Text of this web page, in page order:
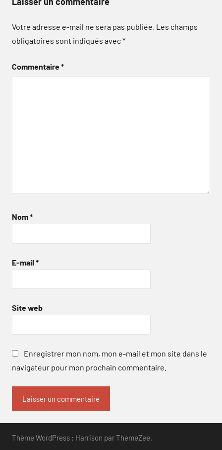
Votre adresse e-mail ne sera pas publiée. Les champs
obligatoires sont indiqués avec*
Commentaire*
Nom*
E-mail *
Site web
Enregistrer mon nom, mon e-mail et mon site dans le
navigateur pour mon prochain commentaire.
Thème WordPress : Harrison par ThemeZee.